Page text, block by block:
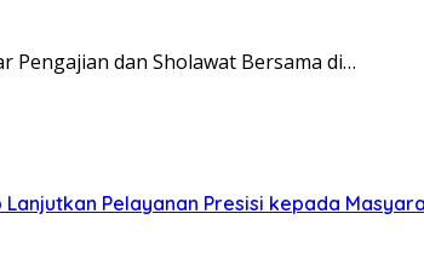
Pengajian dan Sholawat Bersama di…
Pelayanan Presisi kepada